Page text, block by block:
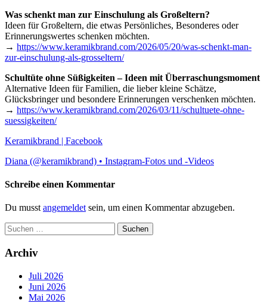
Was schenkt man zur Einschulung als Großeltern?
Ideen für Großeltern, die etwas Persönliches, Besonderes oder
Erinnerungswertes schenken möchten.
→ https://www.keramikbrand.com/2026/05/20/was-schenkt-man-
zur-einschulung-als-grosseltern/
Schultüte ohne Süßigkeiten – Ideen mit Überraschungsmoment
Alternative Ideen für Familien, die lieber kleine Schätze,
Glücksbringer und besondere Erinnerungen verschenken möchten.
→ https://www.keramikbrand.com/2026/03/11/schultuete-ohne-
suessigkeiten/
Keramikbrand | Facebook
Diana (@keramikbrand) • Instagram-Fotos und -Videos
Schreibe einen Kommentar
Du musst angemeldet sein, um einen Kommentar abzugeben.
Suchen
nach:
Archiv
Juli 2026
Juni 2026
Mai 2026